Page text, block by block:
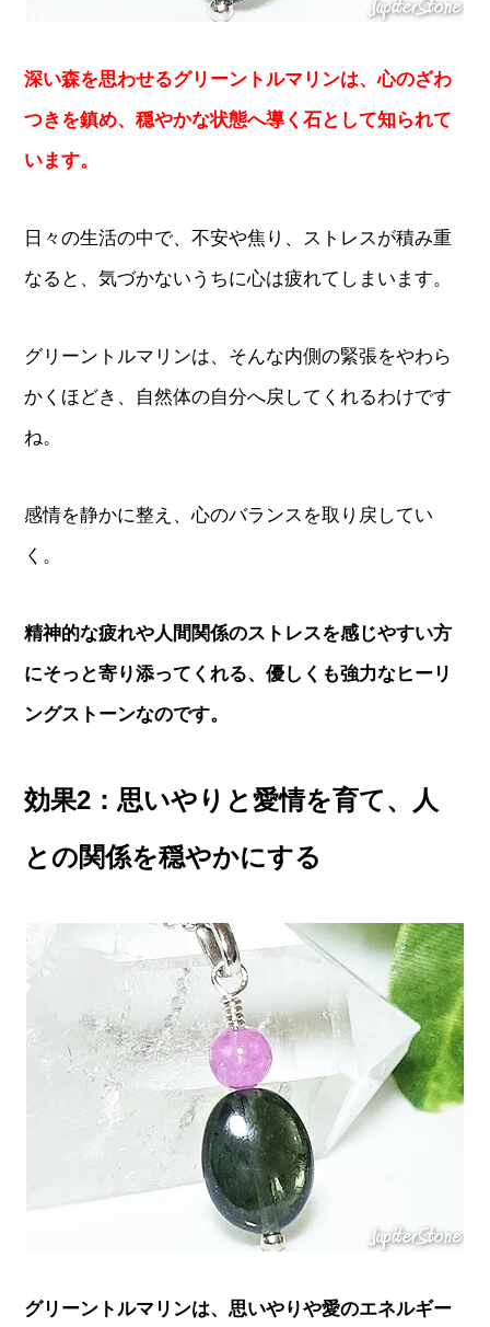
深い森を思わせるグリーントルマリンは、心のざわ
つきを鎮め、穏やかな状態へ導く石として知られて
います。
日々の生活の中で、不安や焦り、ストレスが積み重
なると、気づかないうちに心は疲れてしまいます。
グリーントルマリンは、そんな内側の緊張をやわら
かくほどき、自然体の自分へ戻してくれるわけです
ね。
感情を静かに整え、心のバランスを取り戻してい
く。
精神的な疲れや人間関係のストレスを感じやすい方
にそっと寄り添ってくれる、優しくも強力なヒーリ
ングストーンなのです。
効果2：思いやりと愛情を育て、人
との関係を穏やかにする
グリーントルマリンは、思いやりや愛のエネルギー